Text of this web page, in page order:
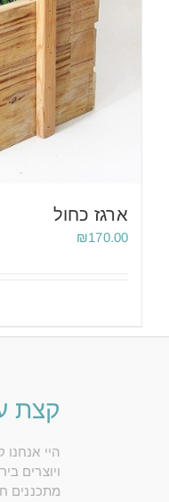
ארגז כחול
₪170.00
קצת
היי אנחנו
ויוצרים
מתכננים